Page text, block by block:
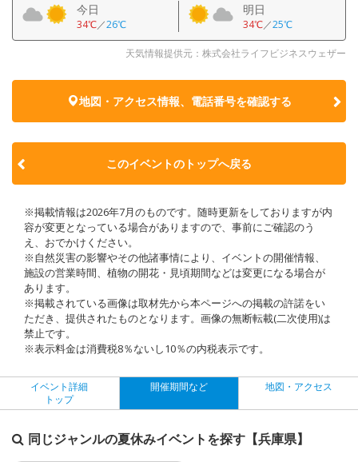
今日
34℃／26℃
明日
34℃／25℃
天気情報提供元：株式会社ライフビジネスウェザー
地図・アクセス情報、電話番号を確認する
このイベントのトップへ戻る
※掲載情報は2026年7月のものです。随時更新をしておりますが内
容が変更となっている場合がありますので、事前にご確認のう
え、おでかけください。
※自然災害の影響やその他諸事情により、イベントの開催情報、
施設の営業時間、植物の開花・見頃期間などは変更になる場合が
あります。
※掲載されている画像は取材先から本ページへの掲載の許諾をい
ただき、提供されたものとなります。画像の無断転載(二次使用)は
禁止です。
※表示料金は消費税8％ないし10％の内税表示です。
イベント詳細
トップ
開催期間など 地図・アクセス
同じジャンルの夏休みイベントを探す【兵庫県】